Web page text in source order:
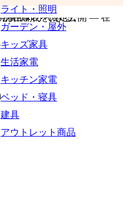
ライト・照明
ガーデン・屋外
キッズ家具
生活家電
キッチン家電
ベッド・寝具
建具
アウトレット商品